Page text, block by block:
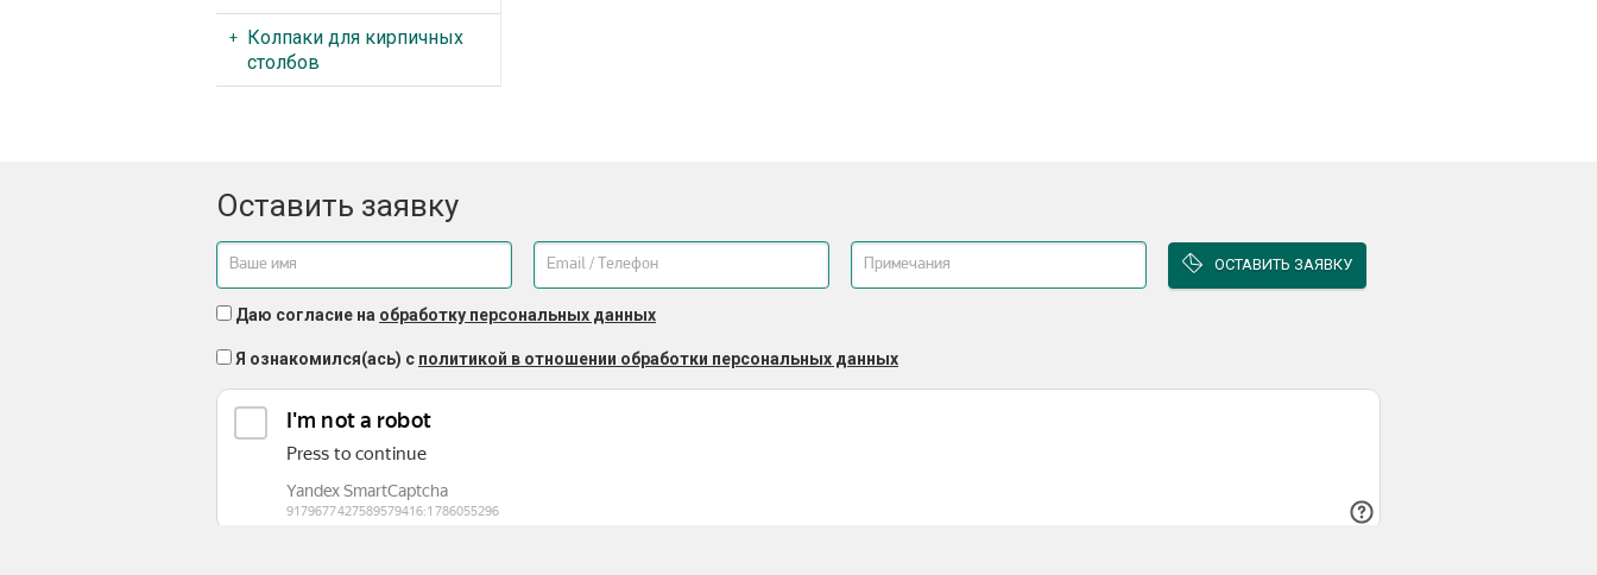
Колпаки для кирпичных
столбов
Оставить заявку
ОСТАВИТЬ ЗАЯВКУ
Даю согласие на обработку персональных данных
Я ознакомился(ась) с политикой в отношении обработки персональных данных